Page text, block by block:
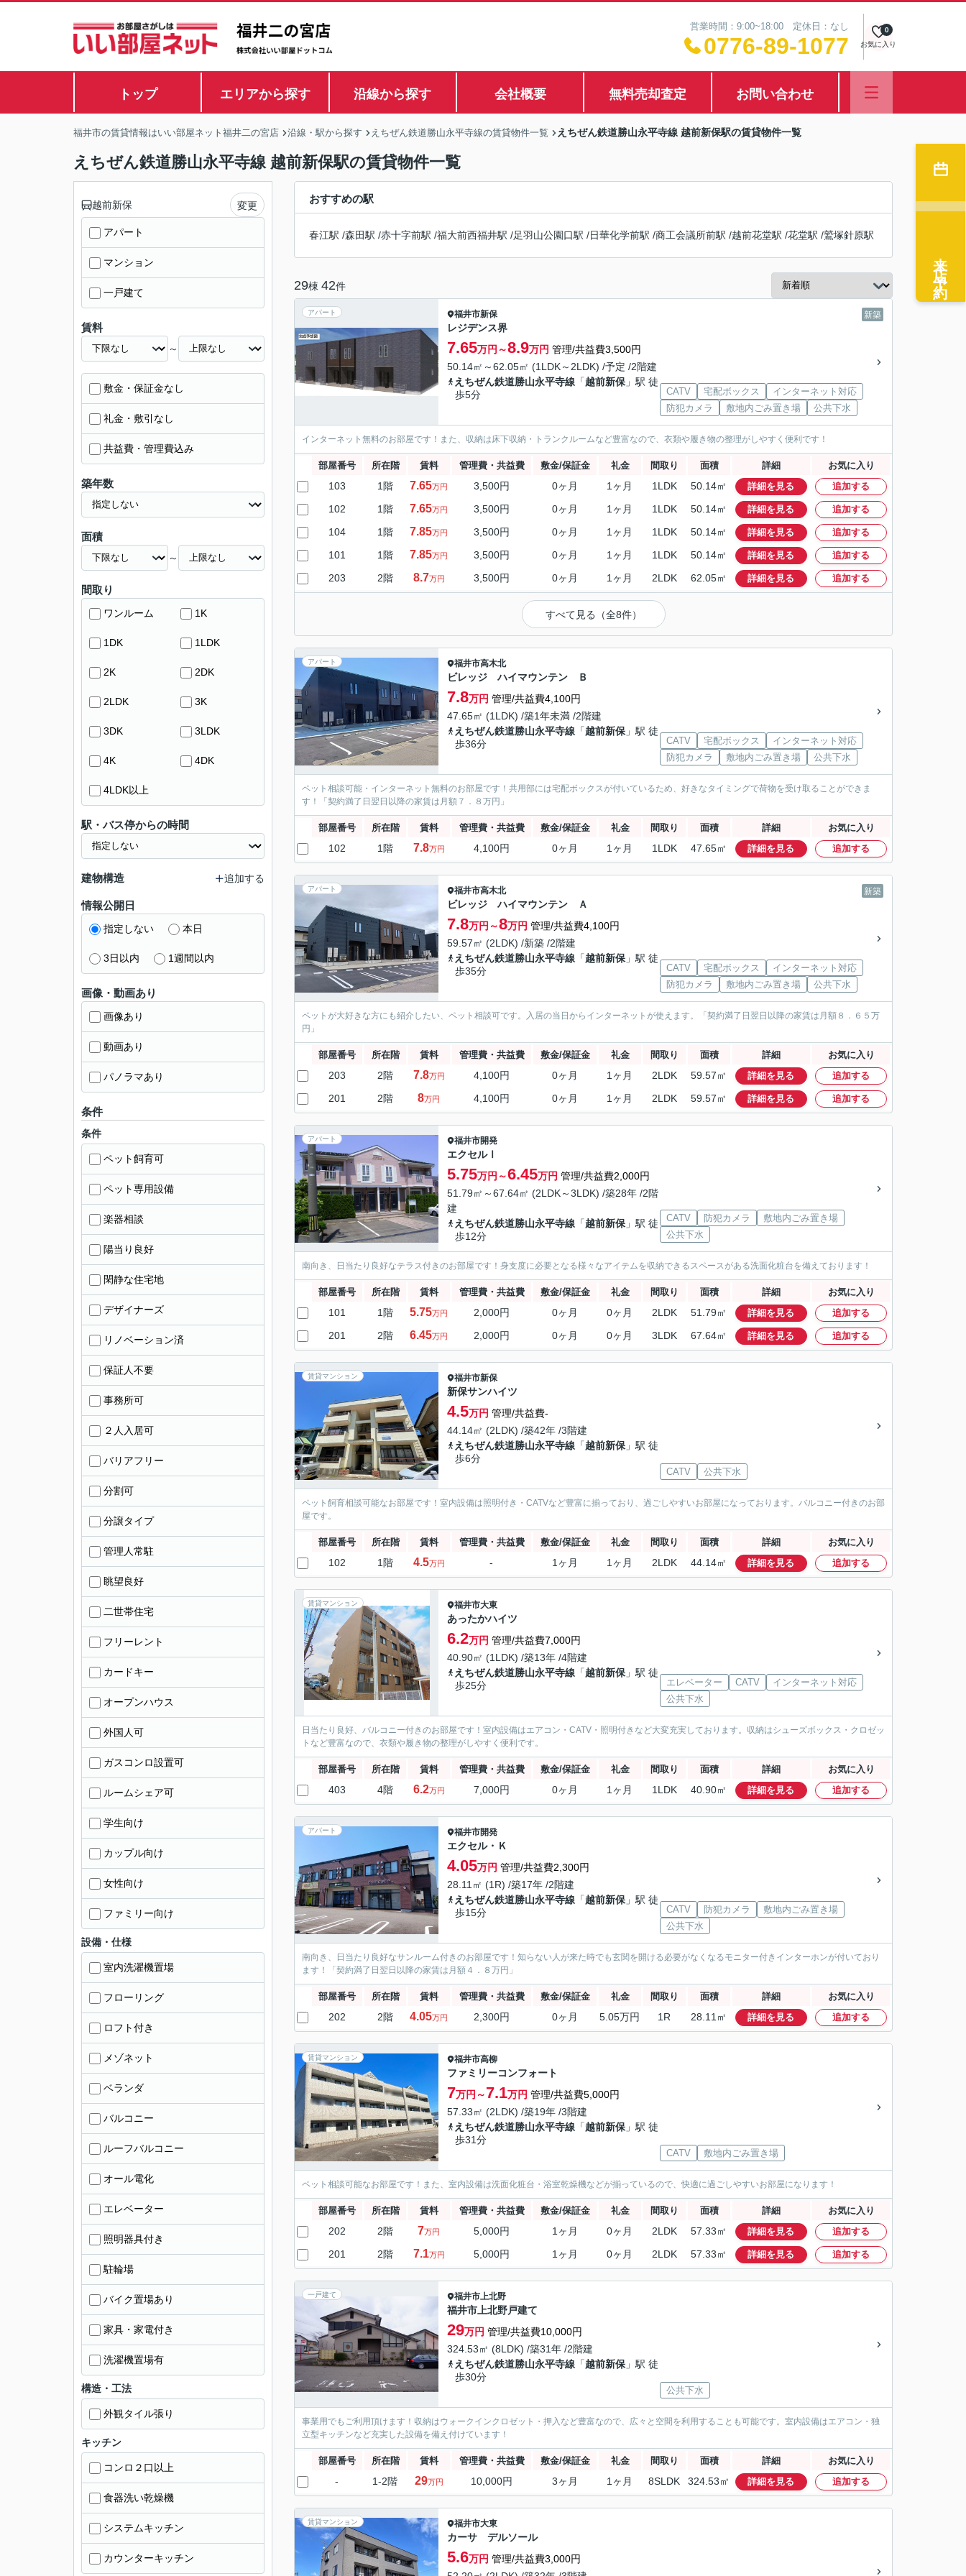
営業時間：9:00~18:00 定休日：なし
0776-89-1077 お気に入り
0
トップ エリアから探す 沿線から探す 会社概要 無料売却査定 お問い合わせ
福井市の賃貸情報はいい部屋ネット福井二の宮店 沿線・駅から探す えちぜん鉄道勝山永平寺線の賃貸物件一覧 えちぜん鉄道勝山永平寺線 越前新保駅の賃貸物件一覧
えちぜん鉄道勝山永平寺線 越前新保駅の賃貸物件一覧
おすすめの駅
春江駅 /森田駅 /赤十字前駅 /福大前西福井駅 /足羽山公園口駅 /日華化学前駅 /商工会議所前駅 /越前花堂駅 /花堂駅 /鷲塚針原駅
29棟 42件
アパート 新築
福井市新保
レジデンス界
7.65万円～8.9万円 管理/共益費3,500円
50.14㎡～62.05㎡ (1LDK～2LDK) /予定 /2階建
えちぜん鉄道勝山永平寺線 「越前新保 」駅 徒
歩5分
CATV 宅配ボックス
インターネット対応
防犯カメラ
敷地内ごみ置き場 公共下水
インターネット無料のお部屋です！また、収納は床下収納・トランクルームなど豊富なので、衣類や履き物の整理がしやすく便利です！
部屋番号 所在階 賃料 管理費・共益費 敷金/保証金 礼金 間取り 面積 詳細 お気に入り
103 1階 7.65万円 3,500円 0ヶ月 1ヶ月 1LDK 50.14㎡ 詳細を見る 追加する
102 1階 7.65万円 3,500円 0ヶ月 1ヶ月 1LDK 50.14㎡ 詳細を見る 追加する
104 1階 7.85万円 3,500円 0ヶ月 1ヶ月 1LDK 50.14㎡ 詳細を見る 追加する
101 1階 7.85万円 3,500円 0ヶ月 1ヶ月 1LDK 50.14㎡ 詳細を見る 追加する
203 2階 8.7万円 3,500円 0ヶ月 1ヶ月 2LDK 62.05㎡ 詳細を見る 追加する
すべて見る（全8件）
アパート 福井市高木北
ビレッジ ハイマウンテン Ｂ
7.8万円 管理/共益費4,100円
47.65㎡ (1LDK) /築1年未満 /2階建
えちぜん鉄道勝山永平寺線 「越前新保 」駅 徒
歩36分
CATV 宅配ボックス
インターネット対応
防犯カメラ
敷地内ごみ置き場 公共下水
ペット相談可能・インターネット無料のお部屋です！共用部には宅配ボックスが付いているため、好きなタイミングで荷物を受け取ることができま
す！「契約満了日翌日以降の家賃は月額７．８万円」
部屋番号 所在階 賃料 管理費・共益費 敷金/保証金 礼金 間取り 面積 詳細 お気に入り
102 1階 7.8万円 4,100円 0ヶ月 1ヶ月 1LDK 47.65㎡ 詳細を見る 追加する
アパート 新築
福井市高木北
ビレッジ ハイマウンテン Ａ
7.8万円～8万円 管理/共益費4,100円
59.57㎡ (2LDK) /新築 /2階建
えちぜん鉄道勝山永平寺線 「越前新保 」駅 徒
歩35分
CATV 宅配ボックス
インターネット対応
防犯カメラ
敷地内ごみ置き場 公共下水
ペットが大好きな方にも紹介したい、ペット相談可です。入居の当日からインターネットが使えます。「契約満了日翌日以降の家賃は月額８．６５万
円」
部屋番号 所在階 賃料 管理費・共益費 敷金/保証金 礼金 間取り 面積 詳細 お気に入り
203 2階 7.8万円 4,100円 0ヶ月 1ヶ月 2LDK 59.57㎡ 詳細を見る 追加する
201 2階 8万円 4,100円 0ヶ月 1ヶ月 2LDK 59.57㎡ 詳細を見る 追加する
アパート 福井市開発
エクセルⅠ
5.75万円～6.45万円 管理/共益費2,000円
51.79㎡～67.64㎡ (2LDK～3LDK) /築28年 /2階
建
えちぜん鉄道勝山永平寺線 「越前新保 」駅 徒
歩12分
CATV 防犯カメラ
敷地内ごみ置き場
公共下水
南向き、日当たり良好なテラス付きのお部屋です！身支度に必要となる様々なアイテムを収納できるスペースがある洗面化粧台を備えております！
部屋番号 所在階 賃料 管理費・共益費 敷金/保証金 礼金 間取り 面積 詳細 お気に入り
101 1階 5.75万円 2,000円 0ヶ月 0ヶ月 2LDK 51.79㎡ 詳細を見る 追加する
201 2階 6.45万円 2,000円 0ヶ月 0ヶ月 3LDK 67.64㎡ 詳細を見る 追加する
賃貸マンション 福井市新保
新保サンハイツ
4.5万円 管理/共益費-
44.14㎡ (2LDK) /築42年 /3階建
えちぜん鉄道勝山永平寺線 「越前新保 」駅 徒
歩6分
CATV 公共下水
ペット飼育相談可能なお部屋です！室内設備は照明付き・CATVなど豊富に揃っており、過ごしやすいお部屋になっております。バルコニー付きのお部
屋です。
部屋番号 所在階 賃料 管理費・共益費 敷金/保証金 礼金 間取り 面積 詳細 お気に入り
102 1階 4.5万円 - 1ヶ月 1ヶ月 2LDK 44.14㎡ 詳細を見る 追加する
賃貸マンション 福井市大東
あったかハイツ
6.2万円 管理/共益費7,000円
40.90㎡ (1LDK) /築13年 /4階建
えちぜん鉄道勝山永平寺線 「越前新保 」駅 徒
歩25分
エレベーター CATV
インターネット対応
公共下水
日当たり良好、バルコニー付きのお部屋です！室内設備はエアコン・CATV・照明付きなど大変充実しております。収納はシューズボックス・クロゼッ
トなど豊富なので、衣類や履き物の整理がしやすく便利です。
部屋番号 所在階 賃料 管理費・共益費 敷金/保証金 礼金 間取り 面積 詳細 お気に入り
403 4階 6.2万円 7,000円 0ヶ月 1ヶ月 1LDK 40.90㎡ 詳細を見る 追加する
アパート 福井市開発
エクセル・Ｋ
4.05万円 管理/共益費2,300円
28.11㎡ (1R) /築17年 /2階建
えちぜん鉄道勝山永平寺線 「越前新保 」駅 徒
歩15分
CATV 防犯カメラ
敷地内ごみ置き場
公共下水
南向き、日当たり良好なサンルーム付きのお部屋です！知らない人が来た時でも玄関を開ける必要がなくなるモニター付きインターホンが付いており
ます！「契約満了日翌日以降の家賃は月額４．８万円」
部屋番号 所在階 賃料 管理費・共益費 敷金/保証金 礼金 間取り 面積 詳細 お気に入り
202 2階 4.05万円 2,300円 0ヶ月 5.05万円 1R 28.11㎡ 詳細を見る 追加する
賃貸マンション 福井市高柳
ファミリーコンフォート
7万円～7.1万円 管理/共益費5,000円
57.33㎡ (2LDK) /築19年 /3階建
えちぜん鉄道勝山永平寺線 「越前新保 」駅 徒
歩31分
CATV 敷地内ごみ置き場
ペット相談可能なお部屋です！また、室内設備は洗面化粧台・浴室乾燥機などが揃っているので、快適に過ごしやすいお部屋になります！
部屋番号 所在階 賃料 管理費・共益費 敷金/保証金 礼金 間取り 面積 詳細 お気に入り
202 2階 7万円 5,000円 1ヶ月 0ヶ月 2LDK 57.33㎡ 詳細を見る 追加する
201 2階 7.1万円 5,000円 1ヶ月 0ヶ月 2LDK 57.33㎡ 詳細を見る 追加する
一戸建て 福井市上北野
福井市上北野戸建て
29万円 管理/共益費10,000円
324.53㎡ (8LDK) /築31年 /2階建
えちぜん鉄道勝山永平寺線 「越前新保 」駅 徒
歩30分
公共下水
事業用でもご利用頂けます！収納はウォークインクロゼット・押入など豊富なので、広々と空間を利用することも可能です。室内設備はエアコン・独
立型キッチンなど充実した設備を備え付けています！
部屋番号 所在階 賃料 管理費・共益費 敷金/保証金 礼金 間取り 面積 詳細 お気に入り
- 1-2階 29万円 10,000円 3ヶ月 1ヶ月 8SLDK 324.53㎡ 詳細を見る 追加する
賃貸マンション 福井市大東
カーサ デルソール
5.6万円 管理/共益費3,000円
越前新保 変更
アパート
マンション
一戸建て
賃料
～
敷金・保証金なし
礼金・敷引なし
共益費・管理費込み
築年数
面積
～
間取り
ワンルーム 1K
1DK 1LDK
2K 2DK
2LDK 3K
3DK 3LDK
4K 4DK
4LDK以上
駅・バス停からの時間
建物構造 追加する
情報公開日
指定しない 本日
3日以内 1週間以内
画像・動画あり
画像あり
動画あり
パノラマあり
条件
条件
ペット飼育可
ペット専用設備
楽器相談
陽当り良好
閑静な住宅地
デザイナーズ
リノベーション済
保証人不要
事務所可
２人入居可
バリアフリー
分割可
分譲タイプ
管理人常駐
眺望良好
二世帯住宅
フリーレント
カードキー
オープンハウス
外国人可
ガスコンロ設置可
ルームシェア可
学生向け
カップル向け
女性向け
ファミリー向け
設備・仕様
室内洗濯機置場
フローリング
ロフト付き
メゾネット
ベランダ
バルコニー
ルーフバルコニー
オール電化
エレベーター
照明器具付き
駐輪場
バイク置場あり
家具・家電付き
洗濯機置場有
構造・工法
外観タイル張り
キッチン
コンロ２口以上
食器洗い乾燥機
システムキッチン
カウンターキッチン
来店予約